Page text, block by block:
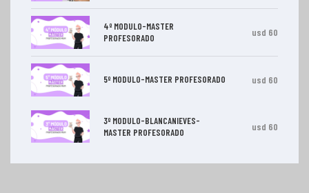
4º MODULO-MASTER
PROFESORADO
usd 60
5º MODULO-MASTER PROFESORADO usd 60
3º MODULO-BLANCANIEVES-
MASTER PROFESORADO
usd 60